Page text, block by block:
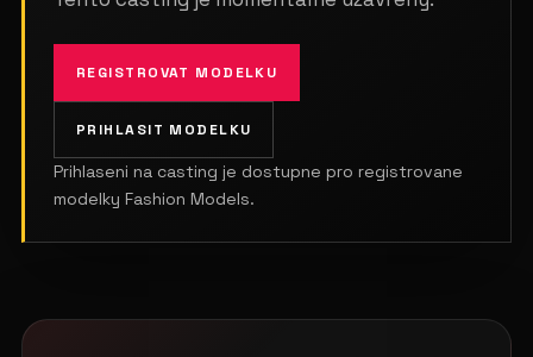
REGISTROVAT MODELKU
PRIHLASIT MODELKU
Prihlaseni na casting je dostupne pro registrovane
modelky Fashion Models.